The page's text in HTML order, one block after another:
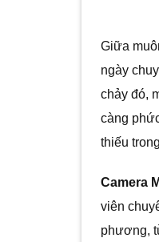
Giữa
ngày
chảy đó,
càng
thiếu
Camera
viên
phương,